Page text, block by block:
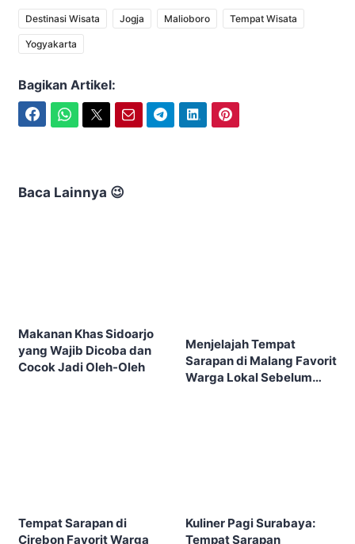
Destinasi Wisata Jogja Malioboro Tempat Wisata
Yogyakarta
Bagikan Artikel:
Baca Lainnya 😉
Makanan Khas Sidoarjo
yang Wajib Dicoba dan
Cocok Jadi Oleh-Oleh
Menjelajah Tempat
Sarapan di Malang Favorit
Warga Lokal Sebelum
Tempat Sarapan di
Cirebon Favorit Warga
Kuliner Pagi Surabaya:
Tempat Sarapan